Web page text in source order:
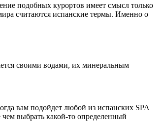
подобных курортов имеет смысл только
считаются испанские термы. Именно о
своими водами, их минеральным
вам подойдет любой из испанских SPA
выбрать какой-то определенный